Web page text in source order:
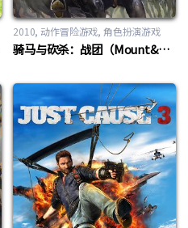
2010 动作冒险游戏, 角色扮演游戏
骑马与砍杀：战团（Mount&blade: Warband）